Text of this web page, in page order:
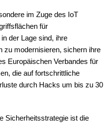
im Zuge des IoT
für
der Lage sind, ihre
zu modernisieren, sichern ihre
Europäischen Verbandes für
die auf fortschrittliche
durch Hacks um bis zu 30
Sicherheitsstrategie ist die